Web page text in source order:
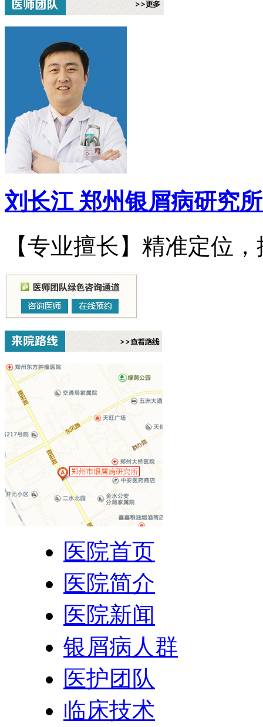
刘长江 郑州银屑病研究
【专业擅长】精准定位
医院首页
医院简介
医院新闻
银屑病人群
医护团队
临床技术